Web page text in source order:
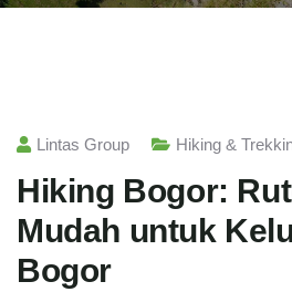
Lintas Group Hiking &
Hiking Bogor:
Mudah untuk
Bogor